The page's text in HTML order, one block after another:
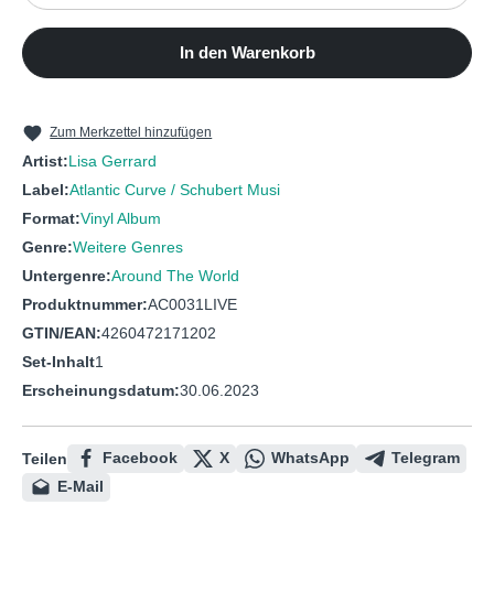
In den Warenkorb
Zum Merkzettel hinzufügen
Artist:Lisa Gerrard
Label:Atlantic Curve / Schubert Musi
Format:Vinyl Album
Genre:Weitere Genres
Untergenre:Around The World
Produktnummer:AC0031LIVE
GTIN/EAN:4260472171202
Set-Inhalt1
Erscheinungsdatum:30.06.2023
Teilen Facebook X WhatsApp
Telegram
E-Mail